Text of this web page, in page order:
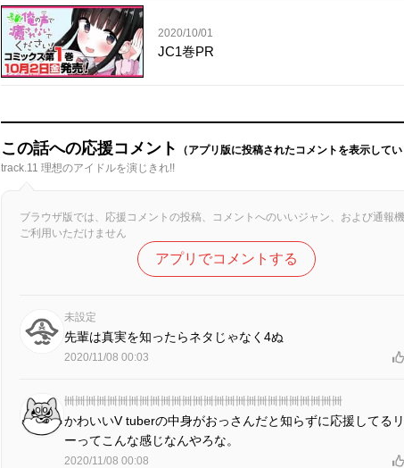
2020/10/01
JC1巻PR
この話への応援コメント
（アプリ版に投稿されたコメントを表示してい
track.11 理想のアイドルを演じきれ!!
ブラウザ版では、応援コメントの投稿、コメントへのいいジャン、および通報
ご利用いただけません
アプリでコメントする
未設定
先輩は真実を知ったらネタじゃなく4ぬ
2020/11/08 00:03
卌卌卌卌卌卌卌卌卌卌卌卌卌卌卌卌卌卌卌卌卌卌卌卌卌卌
かわいいV tuberの中身がおっさんだと知らずに応援してる
ーってこんな感じなんやろな。
2020/11/08 00:08